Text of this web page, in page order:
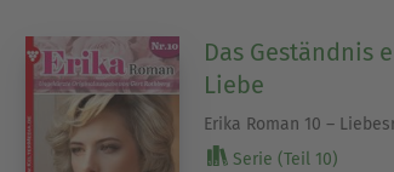
Das Geständnis
Liebe
Erika Roman 10 –
Serie (Teil 10)